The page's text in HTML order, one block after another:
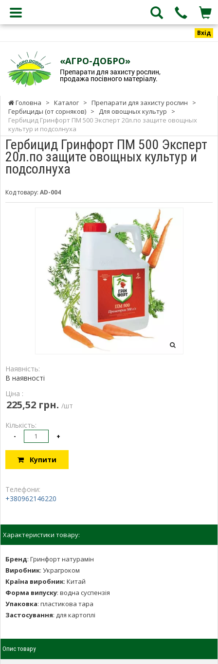
Вхід
«АГРО-ДОБРО»
Препарати для захисту рослин,
продажа посівного матеріалу.
Головна > Каталог > Препарати для захисту рослин
>
Гербициды (от сорняков) > Для овощных культур
>
Гербицид Гринфорт ПМ 500 Эксперт 20л.по защите овощных
культур и подсолнуха
Гербицид Гринфорт ПМ 500 Эксперт
20л.по защите овощных культур и
подсолнуха
Код товару: AD-004
Наявність:
В наявності
Ціна :
225,52 грн. /шт
Кількість:
- +
Купити
Телефони:
+380962146220
Характеристики товару:
Бренд: Гринфорт натурамін
Виробник: Украгроком
Країна виробник: Китай
Форма випуску: водна суспензія
Упаковка: пластикова тара
Застосування: для картоплі
Опис товару